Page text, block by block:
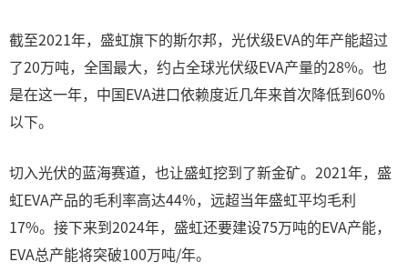
截至2021年，盛虹旗下的斯尔邦，光伏级EVA的年产能超过
了20万吨，全国最大，约占全球光伏级EVA产量的28%。也
是在这一年，中国EVA进口依赖度近几年来首次降低到60%
以下。
切入光伏的蓝海赛道，也让盛虹挖到了新金矿。2021年，盛
虹EVA产品的毛利率高达44%，远超当年盛虹平均毛利
17%。接下来到2024年，盛虹还要建设75万吨的EVA产能，
EVA总产能将突破100万吨/年。